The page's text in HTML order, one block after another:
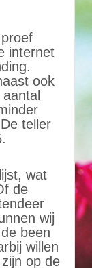
internet
ook
teller
wat
de
wij
been
willen
zijn op de